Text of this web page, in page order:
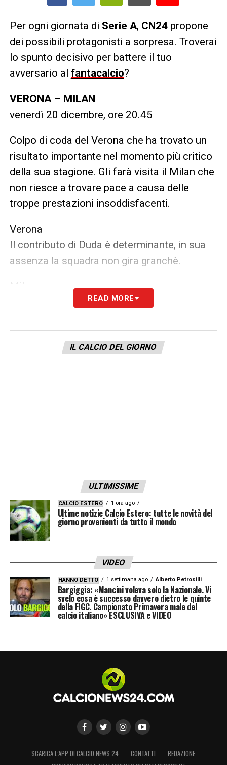
Per ogni giornata di Serie A, CN24propone
dei possibili protagonisti a sorpresa. Troverai
lo spunto decisivo per battere il tuo
avversario al fantacalcio?
VERONA – MILAN
venerdì 20 dicembre, ore 20.45
Colpo di coda del Verona che ha trovato un
risultato importante nel momento più critico
della sua stagione. Gli farà visita il Milan che
non riesce a trovare pace a causa delle
troppe prestazioni insoddisfacenti.
Verona
Il contributo di Duda è determinante, in sua
assenza la squadra non gira granchè.
Come saprà reagire Hernandez? Noi ci
TORINO – BOLOGNA
certificazioni di crescita.
Torino
L’esito di questa sfida passerà dalla
prestazione di Milinkovic-Savic. Vogliamo
Bologna
Finora una delle più grosse delusioni, ci
aspettiamo un rilancio importante per
GENOA – NAPOLI
sabato 21 dicembre, ore 18.00
Un Genoa guarito dalla cura Vieira, che da
non ha ancora conosciuto la sconfitta,
convincente vittoria di Udine: che sia più a
READ MORE
IL CALCIO DEL GIORNO
ULTIMISSIME
CALCIO ESTERO 1 ora ago
Ultime notizie Calcio Estero: tutte le novità del
giorno provenienti da tutto il mondo
VIDEO
HANNO DETTO 1 settimana ago Alberto Petrosilli
Bargiggia: «Mancini voleva solo la Nazionale. Vi
svelo cosa è successo davvero dietro le quinte
della FIGC. Campionato Primavera male del
calcio italiano» ESCLUSIVA e VIDEO
SCARICA L’APP DI CALCIO NEWS 24 CONTATTI
REDAZIONE